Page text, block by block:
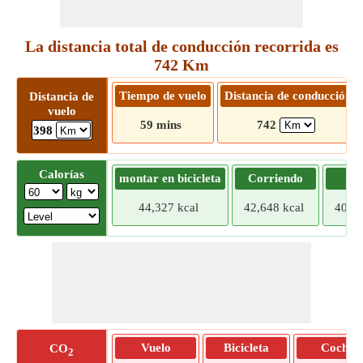
La distancia total de conducción recorrida es
742 Km
Distancia de
vuelo
398
Tiempo de vuelo
59 mins
Distancia de conducción
742
Calorías montar en bicicleta
44,327 kcal
Corriendo
42,648 kcal
CO2
Vuelo
Bicicleta
Coche